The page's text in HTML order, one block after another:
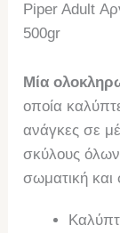
Piper Adult
500gr
Mία
οποία
ανάγκες σε
σκύλους
σωματική και